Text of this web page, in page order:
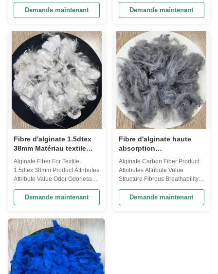
Fiber Type Natural Fiber
Breathability High Strength
Friendly Yes Biodegradability
Biodegradable Product
Description Our Alginate Fiber
represents a ...
Demande maintenant
Strength Strong Breathability
High Hypoallergenic Yes Eco-
Product Overview Our Alginate
Fiber is an innovative, eco-
friendly material offering
exceptional ...
Demande maintenant
Fibre d'alginate 1.5dtex
38mm Matériau textile
antimicrobien
Alginate Fiber For Textile
1.5dtex 38mm Product Attributes
Attribute Value Odor Odorless
Strength Strong Antimicrobial
Yes Hypoallergenic Yes Material
Alginate Structure Fibrous
Color White Product Overview
Our revolutionary Alginate Fiber
combines Iodine-alginate fiber
...
Demande maintenant
Fibre d'alginate haute
absorption
antimicrobienne blanc
Alginate Carbon Fiber Product
Attributes Attribute Value
Structure Fibrous Breathability
High Texture Soft Antimicrobial
Properties Yes Absorbency High
Odor Odorless Hypoallergenic
Demande maintenant